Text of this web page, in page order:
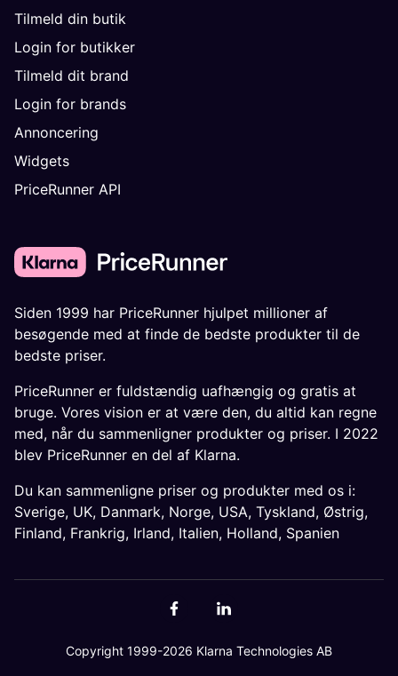
Tilmeld din butik
Login for butikker
Tilmeld dit brand
Login for brands
Annoncering
Widgets
PriceRunner API
Siden 1999 har PriceRunner hjulpet millioner af
besøgende med at finde de bedste produkter til de
bedste priser.
PriceRunner er fuldstændig uafhængig og gratis at
bruge. Vores vision er at være den, du altid kan regne
med, når du sammenligner produkter og priser. I 2022
blev PriceRunner en del af Klarna.
Du kan sammenligne priser og produkter med os i:
Sverige, UK, Danmark, Norge, USA, Tyskland, Østrig,
Finland, Frankrig, Irland, Italien, Holland, Spanien
Copyright 1999-2026 Klarna Technologies AB